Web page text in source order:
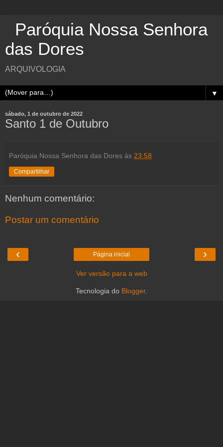
Paróquia Nossa Senhora
das Dores
ARQUIVOLOGIA
▼
sábado, 1 de outubro de 2022
Santo 1 de Outubro
Paróquia Nossa Senhora das Dores às 23:58
Compartilhar
Nenhum comentário:
Postar um comentário
‹ ›
Página inicial
Ver versão para a web
Tecnologia do Blogger.